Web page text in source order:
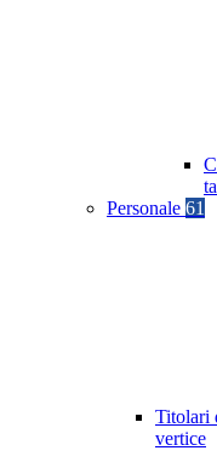
Personale 61
Titolari
vertice